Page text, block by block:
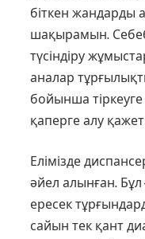
біткен жандарды
шақырамын.
түсіндіру
аналар
бойынша
қаперге алу
Елімізде
әйел алынған. Бұл
ересек
сайын тек қант